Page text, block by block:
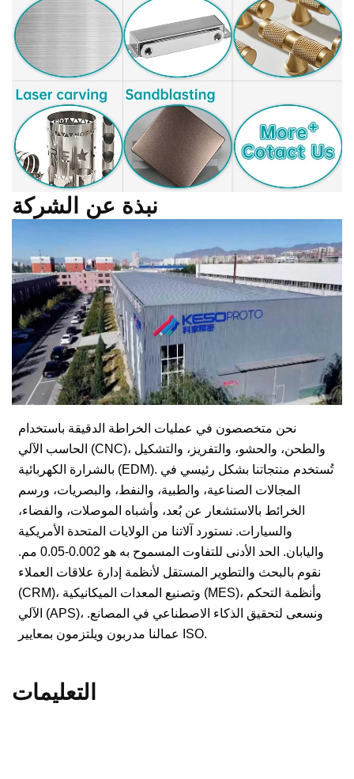
نبذة عن الشركة
نحن متخصصون في عمليات الخراطة الدقيقة باستخدام
الحاسب الآلي (CNC)، والطحن، والحشو، والتفريز، والتشكيل
بالشرارة الكهربائية (EDM). تُستخدم منتجاتنا بشكل رئيسي في
المجالات الصناعية، والطبية، والنفط، والبصريات، ورسم
الخرائط بالاستشعار عن بُعد، وأشباه الموصلات، والفضاء،
والسيارات. نستورد آلاتنا من الولايات المتحدة الأمريكية
واليابان. الحد الأدنى للتفاوت المسموح به هو 0.002-0.05 مم.
نقوم بالبحث والتطوير المستقل لأنظمة إدارة علاقات العملاء
(CRM)، وتصنيع المعدات الميكانيكية (MES)، وأنظمة التحكم
الآلي (APS)، ونسعى لتحقيق الذكاء الاصطناعي في المصانع.
عمالنا مدربون ويلتزمون بمعايير ISO.
التعليمات